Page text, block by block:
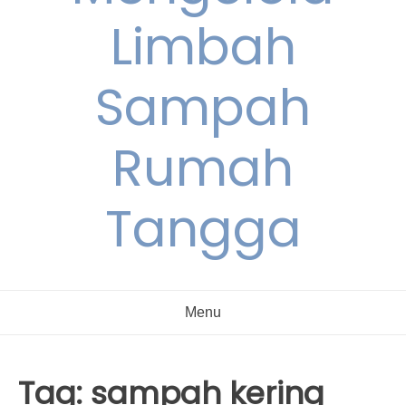
Limbah
Sampah
Rumah
Tangga
Menu
Tag: sampah kering